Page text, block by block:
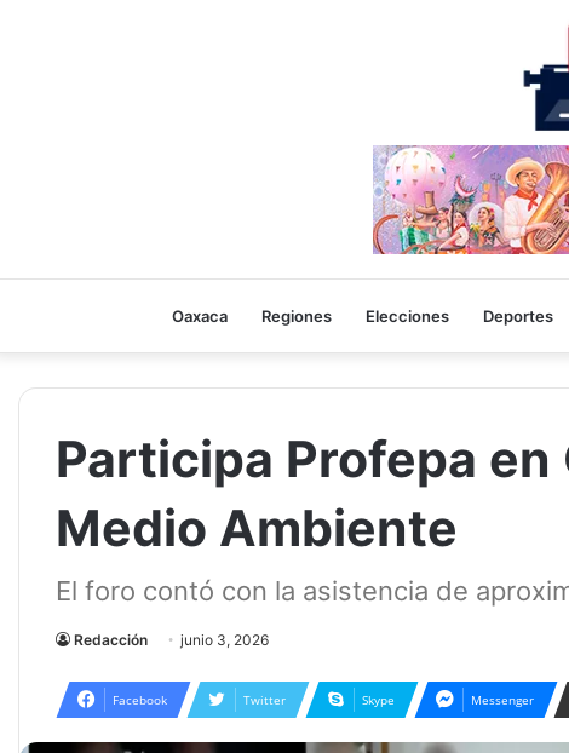
Oaxaca Regiones Elecciones Deportes
Participa Profepa
Medio Ambiente
El foro contó con la asistencia de
Redacción junio 3, 2026
Facebook Twitter Skype Messenger